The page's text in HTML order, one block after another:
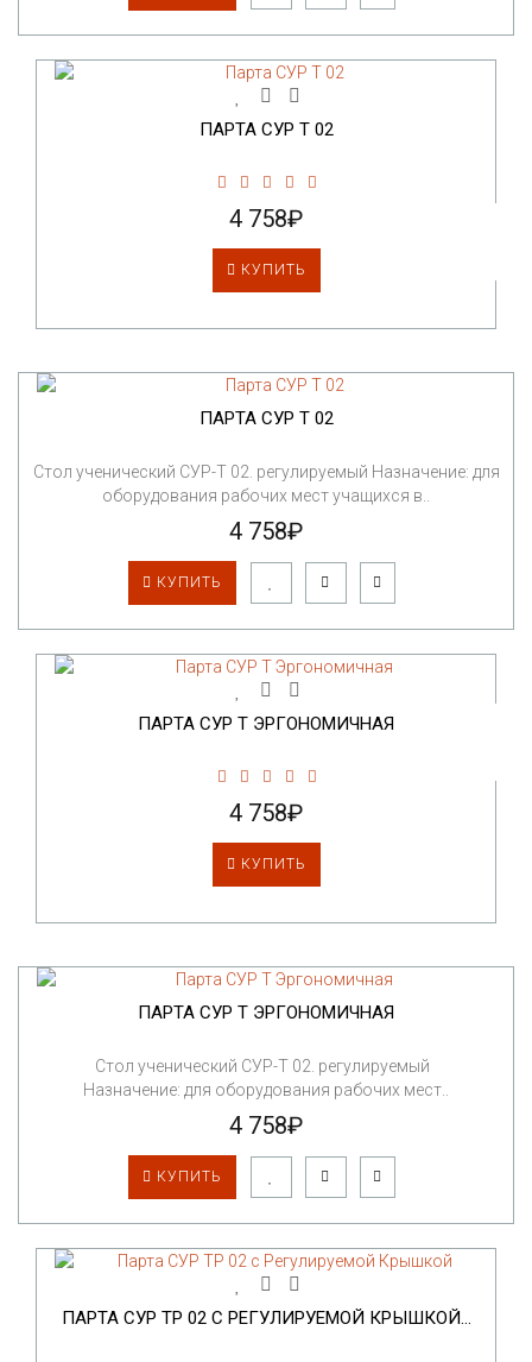
ПАРТА СУР Т 02
4 758₽
КУПИТЬ
ПАРТА СУР Т 02
Стол ученический СУР-Т 02. регулируемый Назначение: для
оборудования рабочих мест учащихся в..
4 758₽
КУПИТЬ
ПАРТА СУР Т ЭРГОНОМИЧНАЯ
4 758₽
КУПИТЬ
ПАРТА СУР Т ЭРГОНОМИЧНАЯ
Стол ученический СУР-Т 02. регулируемый
Назначение: для оборудования рабочих мест..
4 758₽
КУПИТЬ
ПАРТА СУР ТР 02 С РЕГУЛИРУЕМОЙ КРЫШКОЙ...